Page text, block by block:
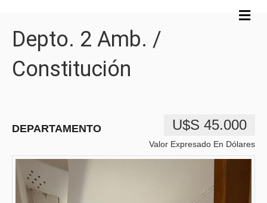
M
e
Depto. 2 Amb. /
Constitución
DEPARTAMENTO U$s 45.000
Valor Expresado En Dólares